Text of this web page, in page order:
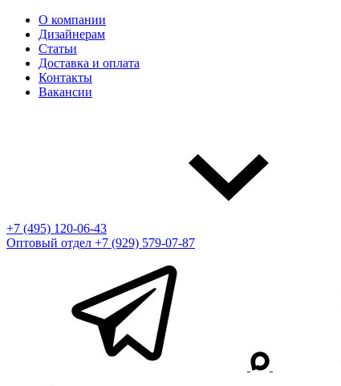
О компании
Дизайнерам
Статьи
Доставка и оплата
Контакты
Вакансии
+7 (495) 120-06-43
Оптовый отдел +7 (929) 579-07-87